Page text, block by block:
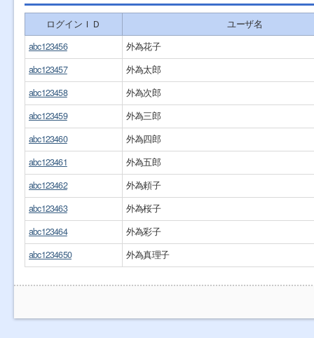
ログインＩＤ
ユーザ名
abc123456
外為花子
abc123457
外為太郎
abc123458
外為次郎
abc123459
外為三郎
abc123460
外為四郎
abc123461
外為五郎
abc123462
外為頼子
abc123463
外為桜子
abc123464
外為彩子
abc1234650
外為真理子